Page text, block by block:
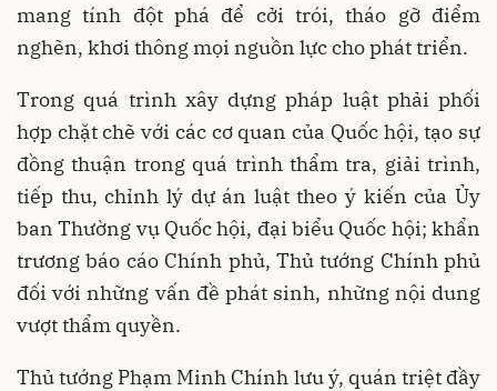
mang tính đột phá để cởi trói, tháo gỡ điểm
nghẽn, khơi thông mọi nguồn lực cho phát triển.
Trong quá trình xây dựng pháp luật phải phối
hợp chặt chẽ với các cơ quan của Quốc hội, tạo sự
đồng thuận trong quá trình thẩm tra, giải trình,
tiếp thu, chỉnh lý dự án luật theo ý kiến của Ủy
ban Thường vụ Quốc hội, đại biểu Quốc hội; khẩn
trương báo cáo Chính phủ, Thủ tướng Chính phủ
đối với những vấn đề phát sinh, những nội dung
vượt thẩm quyền.
Thủ tướng Phạm Minh Chính lưu ý, quán triệt đầy